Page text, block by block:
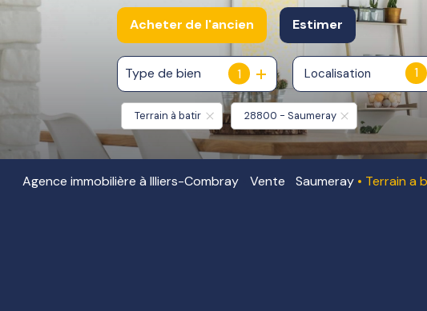
ACCUEIL
VENTE
NOS
BIENS
VENDUS
Acheter de l'ancien
De l'ancien
Estimer
Type de bien 1 1
Localisation
Terrain à batir 28800 - Saumeray
Agence immobilière à Illiers-Combray Vente Saumeray Terrain a